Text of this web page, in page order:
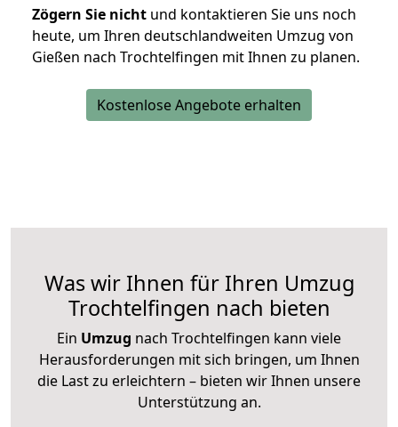
Zögern Sie nicht und kontaktieren Sie uns noch
heute, um Ihren deutschlandweiten Umzug von
Gießen nach Trochtelfingen mit Ihnen zu planen.
Kostenlose Angebote erhalten
Was wir Ihnen für Ihren Umzug
Trochtelfingen nach bieten
Ein Umzug nach Trochtelfingen kann viele
Herausforderungen mit sich bringen, um Ihnen
die Last zu erleichtern – bieten wir Ihnen unsere
Unterstützung an.